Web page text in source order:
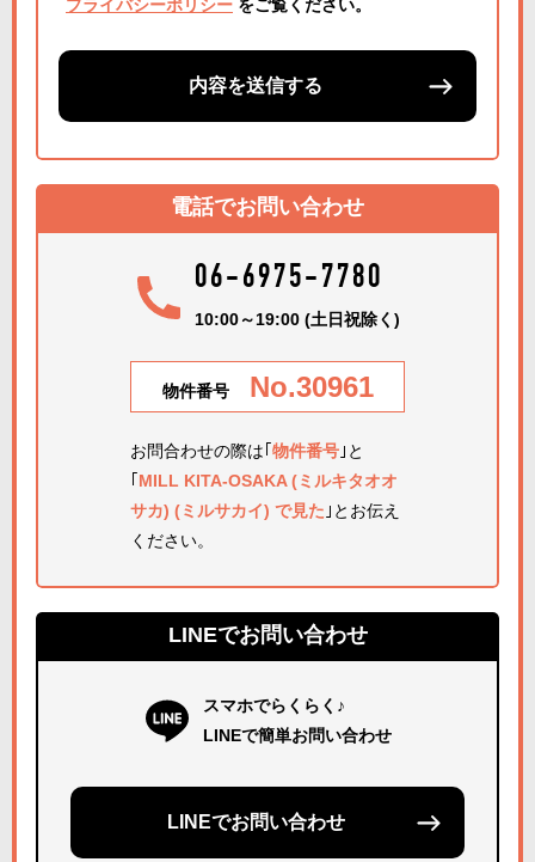
プライバシーポリシー をご覧ください。
内容を送信する
電話でお問い合わせ
06-6975-7780
10:00～19:00 (土日祝除く)
物件番号 No.30961
お問合わせの際は｢ 物件番号 ｣と
MILL KITA-OSAKA (ミルキタオオ
サカ) (ミルサカイ) で見た ｣とお伝え
ください。
LINEでお問い合わせ
スマホでらくらく♪
LINEで簡単お問い合わせ
LINEでお問い合わせ